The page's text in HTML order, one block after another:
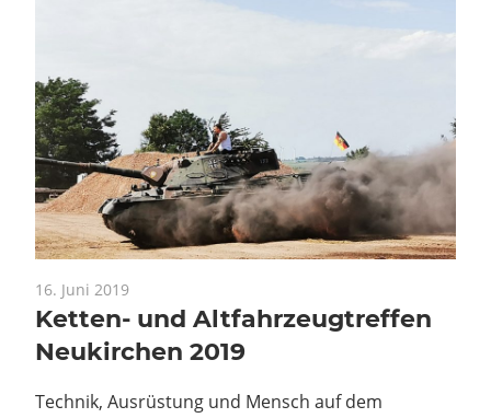
16. Juni 2019
Ketten- und Altfahrzeugtreffen
Neukirchen 2019
Technik, Ausrüstung und Mensch auf dem